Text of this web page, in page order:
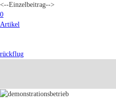
<--Einzelbeitrag-->
0
Artikel
rückflug